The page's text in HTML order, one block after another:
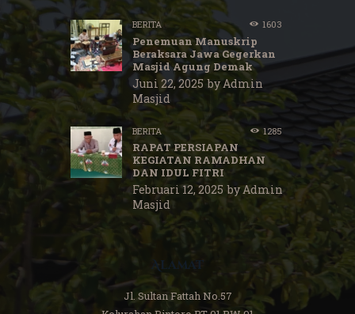
BERITA 1603
Penemuan Manuskrip
Beraksara Jawa Gegerkan
Masjid Agung Demak
Juni 22, 2025 by Admin
Masjid
BERITA 1285
RAPAT PERSIAPAN
KEGIATAN RAMADHAN
DAN IDUL FITRI
Februari 12, 2025 byAdmin
Masjid
Alamat
Jl. Sultan Fattah No.57